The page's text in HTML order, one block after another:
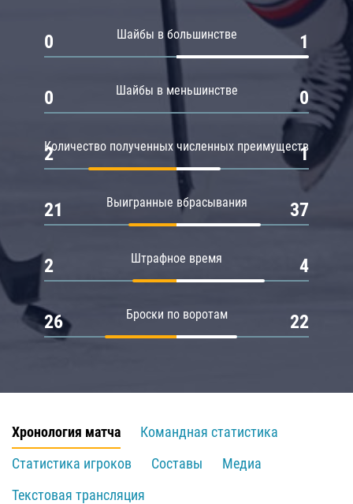
Шайбы в большинстве
0 1
Шайбы в меньшинстве
0 0
Количество полученных численных преимуществ
2 1
Выигранные вбрасывания
21 37
Штрафное время
2 4
Броски по воротам
26 22
Хронология матча
Командная статистика
Статистика игроков
Составы
Медиа
Текстовая трансляция